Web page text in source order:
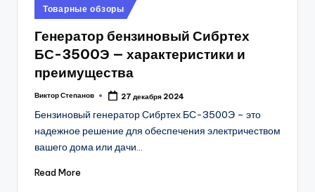
Posted
in
Товарные обзоры
Генератор бензиновый Сибртех
БС-3500Э — характеристики и
преимущества
Posted
Виктор Степанов 27 декабря 2024
Бензиновый генератор Сибртех БС-3500Э – это
надежное решение для обеспечения электричеством
вашего дома или дачи…
Read More